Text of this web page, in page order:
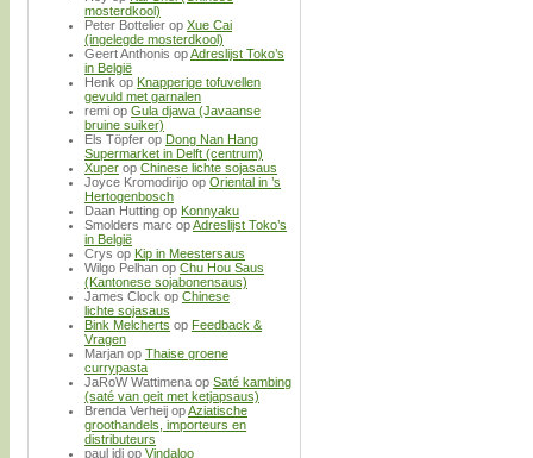
mosterdkool)
Peter Bottelier op Xue Cai
(ingelegde mosterdkool)
Geert Anthonis opAdreslijst Toko’s
in België
Henk op Knapperige tofuvellen
gevuld met garnalen
remi op Gula djawa (Javaanse
bruine suiker)
Els Töpfer op Dong Nan Hang
Supermarket in Delft (centrum)
Xuper op Chinese lichte sojasaus
Joyce Kromodirijo op Oriental in ’s
Hertogenbosch
Daan Hutting op Konnyaku
Smolders marc opAdreslijst Toko’s
in België
Crys op Kip in Meestersaus
Wilgo Pelhan op Chu Hou Saus
(Kantonese sojabonensaus)
James Clock op Chinese
lichte sojasaus
Bink Melcherts op Feedback &
Vragen
Marjan op Thaise groene
currypasta
JaRoW Wattimena op Saté kambing
(saté van geit met ketjapsaus)
Brenda Verheij opAziatische
groothandels, importeurs en
distributeurs
paul idi op Vindaloo